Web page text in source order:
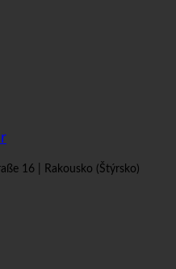
16 | Rakousko (Štýrsko)